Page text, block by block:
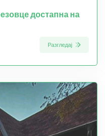
достапна на
Разгледај